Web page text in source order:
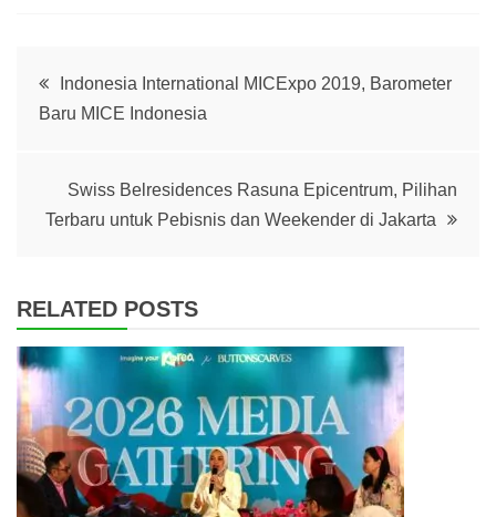
PostIndonesia International MICExpo 2019, Barometer
Baru MICE Indonesia
Swiss Belresidences Rasuna Epicentrum, Pilihan
Terbaru untuk Pebisnis dan Weekender di Jakarta
RELATED POSTS